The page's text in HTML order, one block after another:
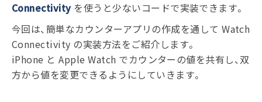
Connectivityを使うと少ないコードで実装できます。
今回は、簡単なカウンターアプリの作成を通して Watch
Connectivity の実装方法をご紹介します。
iPhone と Apple Watch でカウンターの値を共有し、双
方から値を変更できるようにしていきます。